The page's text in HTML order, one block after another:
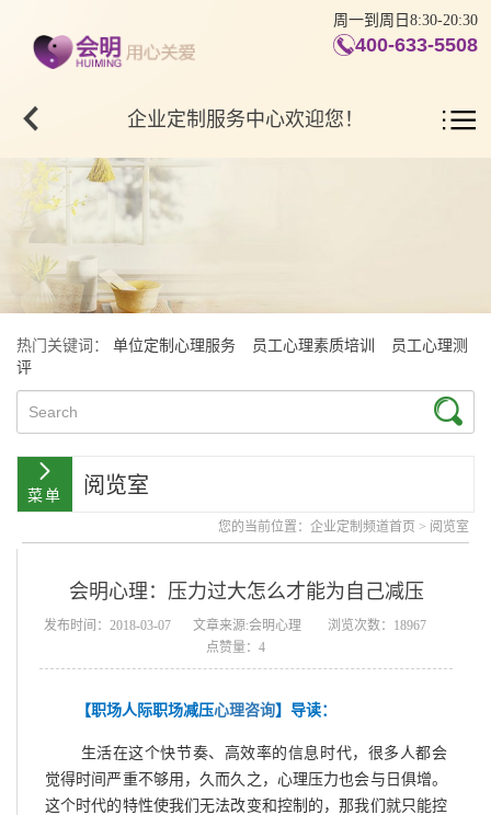
周一到周日8:30-20:30
400-633-5508
企业定制服务中心欢迎您！
热门关键词： 单位定制心理服务 员工心理素质培训
员工心理测
评
阅览室
您的当前位置： 企业定制频道首页 > 阅览室
会明心理：压力过大怎么才能为自己减压
发布时间：2018-03-07 文章来源:会明心理
浏览次数：18967
点赞量：4
【职场人际职场减压心理咨询】导读：
生活在这个快节奏、高效率的信息时代，很多人都会
觉得时间严重不够用，久而久之，心理压力也会与日俱增。
这个时代的特性使我们无法改变和控制的，那我们就只能控